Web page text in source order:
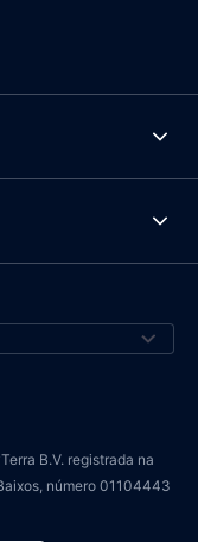
B.V. registrada na
número 01104443